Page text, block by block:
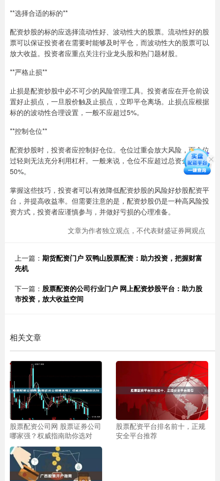
**选择合适的标的**
配资炒股的标的应选择流动性好、波动性大的股票。流动性好的股
票可以保证投资者在需要时能够及时平仓，而波动性大的股票可以
放大收益。投资者应重点关注行业龙头股和热门题材股。
**严格止损**
止损是配资炒股中必不可少的风险管理工具。投资者应在开仓前设
置好止损点，一旦股价触及止损点，立即平仓离场。止损点应根据
标的的波动性合理设置，一般不应超过5%。
**控制仓位**
配资炒股时，投资者应控制好仓位。仓位过重会放大风险，而仓位
过轻则无法充分利用杠杆。一般来说，仓位不应超过总资金的
50%。
掌握这些技巧，投资者可以有效降低配资炒股的风险好炒股配资平
台，并提高收益率。但需要注意的是，配资炒股仍是一种高风险投
资方式，投资者应谨慎参与，并做好亏损的心理准备。
文章为作者独立观点，不代表财盛证券网观点
上一篇： 期货配资门户 双鸭山股票配资：助力投资，把握财富
先机
下一篇： 股票配资的公司行业门户 网上配资炒股平台：助力股
市投资，放大收益空间
相关文章
股票配资公司网 股票证券公司
哪家强？权威指南助你选对
股票配资平台排名前十，正规
安全平台推荐